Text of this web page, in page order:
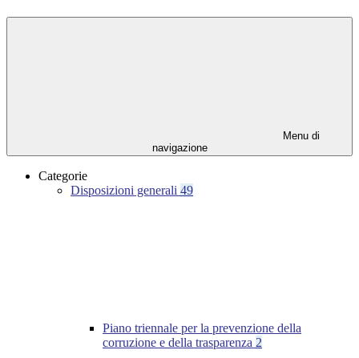
Menu di
navigazione
Categorie
Disposizioni generali 49
Piano triennale per la prevenzione della
corruzione e della trasparenza 2